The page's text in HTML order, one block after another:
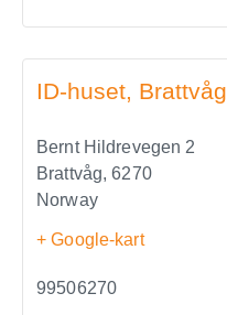
ID-huset, Brattvåg
Bernt Hildrevegen 2
Brattvåg, 6270
Norway
+ Google-kart
99506270